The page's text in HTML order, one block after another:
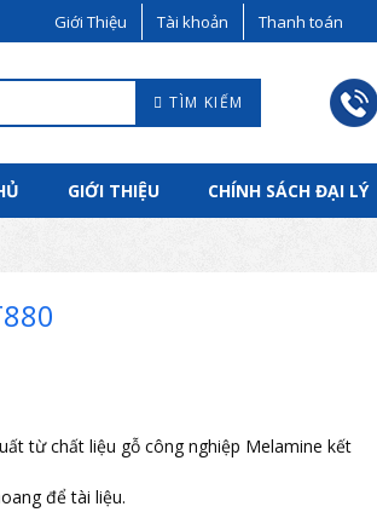
Giới Thiệu Tài khoản Thanh toán
TÌM KIẾM
GIỚI THIỆU CHÍNH SÁCH ĐẠI LÝ
từ chất liệu gỗ công nghiệp Melamine kết
để tài liệu.